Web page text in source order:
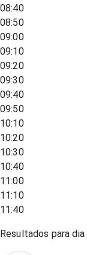
08:40
08:50
09:00
09:10
09:20
09:30
09:40
09:50
10:10
10:20
10:30
10:40
11:00
11:10
11:40
Resultados para dia